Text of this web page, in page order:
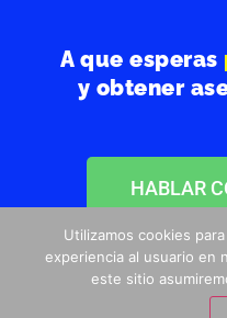
A que esperas
y obtener
HABLAR
Utilizamos cookies
experiencia al usuario en
este sitio